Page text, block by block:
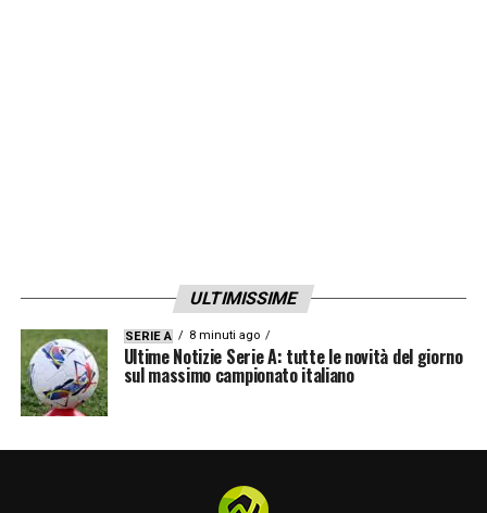
ULTIMISSIME
SERIE A 8 minuti ago
Ultime Notizie Serie A: tutte le novità del giorno
sul massimo campionato italiano